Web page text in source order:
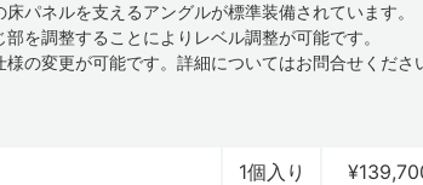
パネルを支えるアングルが標準装備されています。
を調整することによりレベル調整が可能です。
の変更が可能です。詳細についてはお問合せくださ
1個入り